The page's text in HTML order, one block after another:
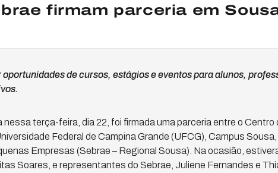
firmam parceria em
de cursos, estágios e eventos para alunos,
nessa terça-feira, dia 22, foi firmada uma parceria entre o
Federal de Campina Grande (UFCG), Campus
Empresas (Sebrae – Regional Sousa). Na ocasião,
Soares, e representantes do Sebrae, Juliene Fernandes e